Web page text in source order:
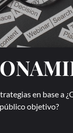
en base a
objetivo?